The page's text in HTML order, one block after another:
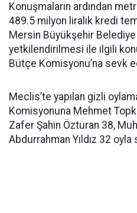
Konuşmaların ardından
489.5 milyon liralık kredi
Mersin Büyükşehir Belediye
yetkilendirilmesi ile ilgili
Bütçe Komisyonu’na sevk
Meclis’te yapılan gizli
Komisyonuna Mehmet
Zafer Şahin Özturan 38,
Abdurrahman Yıldız 32 oyla